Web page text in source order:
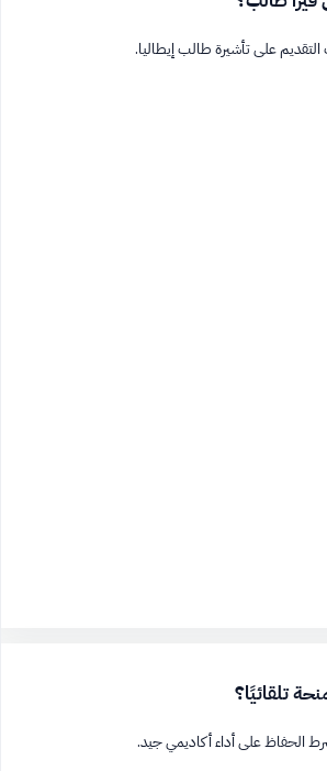
على تأشيرة طالب إيطاليا.
تلقائيًا؟
الحفاظ على أداء أكاديمي جيد.